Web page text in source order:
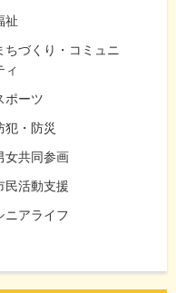
祉
ちづくり・コミュニ
ィ
ポーツ
犯・防災
女共同参画
民活動支援
ニアライフ